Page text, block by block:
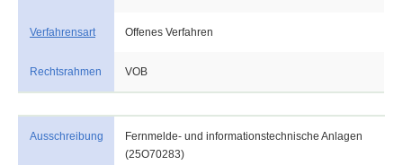
Verfahrensart Offenes Verfahren
Rechtsrahmen VOB
Ausschreibung
Fernmelde- und informationstechnische Anlagen
(25O70283)